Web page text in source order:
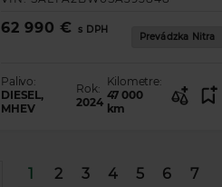
62 990 € s DPH
Prevádzka Nitra
Palivo:
DIESEL,
MHEV
Rok:
2024
Kilometre:
47 000
km
1 2 3 4 5 6 7